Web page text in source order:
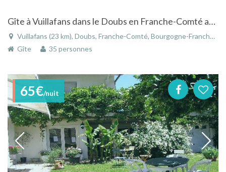
Gîte à Vuillafans dans le Doubs en Franche-Comté au coeur de la Vallée de la Loue
Vuillafans (23 km), Doubs, Franche-Comté, Bourgogne-Franche-Comté, France
Gîte
35 personnes
65€/nuit